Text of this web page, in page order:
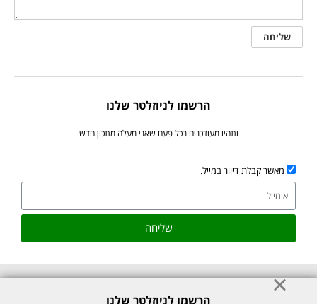
הרשמו לניוזלטר שלנו
ותהיו מעודכנים בכל פעם שאני מעלה מתכון חדש
מאשר קבלת דיוור במייל.
שליחה
הרשמו לניוזלטר שלנו